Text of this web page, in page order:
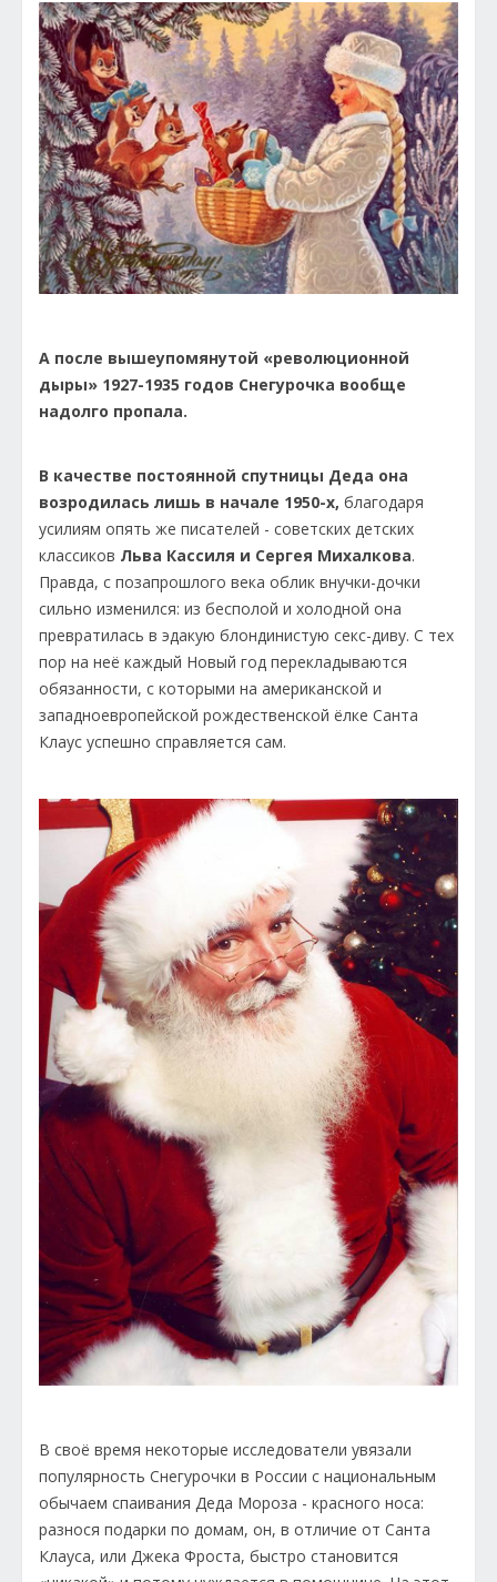
А после вышеупомянутой «революционной
дыры» 1927-1935 годов Снегурочка вообще
надолго пропала.
В качестве постоянной спутницы Деда она
возродилась лишь в начале 1950-х, благодаря
усилиям опять же писателей - советских детских
классиков Льва Кассиля и Сергея Михалкова.
Правда, с позапрошлого века облик внучки-дочки
сильно изменился: из бесполой и холодной она
превратилась в эдакую блондинистую секс-диву. С тех
пор на неё каждый Новый год перекладываются
обязанности, с которыми на американской и
западноевропейской рождественской ёлке Санта
Клаус успешно справляется сам.
В своё время некоторые исследователи увязали
популярность Снегурочки в России с национальным
обычаем спаивания Деда Мороза - красного носа:
разнося подарки по домам, он, в отличие от Санта
Клауса, или Джека Фроста, быстро становится